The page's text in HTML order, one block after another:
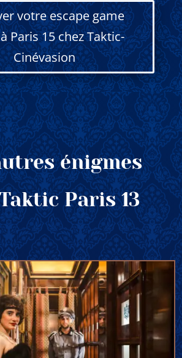
votre escape game
Paris 15 chez Taktic-
Cinévasion
énigmes
Paris 13